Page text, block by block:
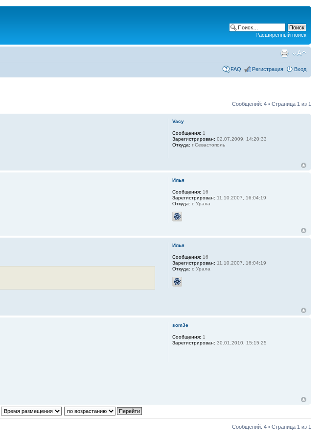
Расширенный поиск
FAQ Регистрация Вход
Сообщений: 4 • Страница 1 из 1
Vacy
Сообщения: 1
Зарегистрирован: 02.07.2009, 14:20:33
Откуда: г.Севастополь
Илья
Сообщения: 16
Зарегистрирован: 11.10.2007, 16:04:19
Откуда: с Урала
Илья
Сообщения: 16
Зарегистрирован: 11.10.2007, 16:04:19
Откуда: с Урала
som3e
Сообщения: 1
Зарегистрирован: 30.01.2010, 15:15:25
Сообщений: 4 • Страница 1 из 1